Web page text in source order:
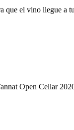
que el vino llegue a
Open Cellar